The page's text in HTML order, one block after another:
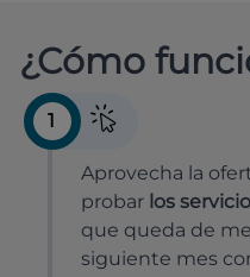
¿Cómo
1
Aprovecha la
probar los
que queda de
siguiente mes